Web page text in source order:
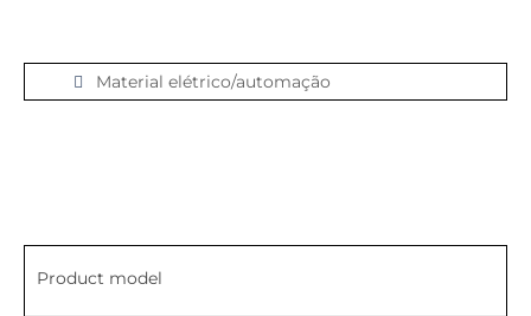
Material elétrico/automação
Product model